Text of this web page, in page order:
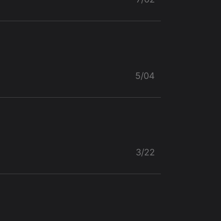
5/04
3/22